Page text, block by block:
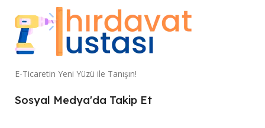
E-Ticaretin Yeni Yüzü ile Tanışın!
Sosyal Medya'da Takip Et